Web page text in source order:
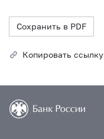
Сохранить в PDF
Копировать ссылку